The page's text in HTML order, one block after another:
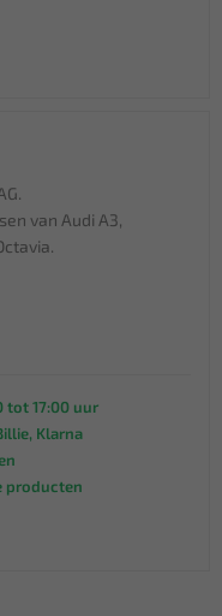
van Audi A3,
tot 17:00 uur
Klarna
producten